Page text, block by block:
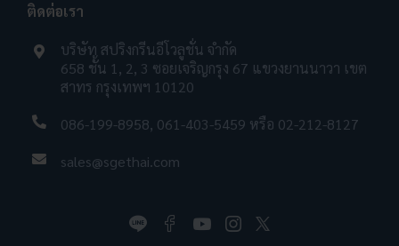
ติดต่อเรา
บริษัท สปริงกรีนอีโวลูชั่น จำกัด
658 ชั้น 1, 2, 3 ซอยเจริญกรุง 67 แขวงยานนาวา เขต
สาทร กรุงเทพฯ 10120
086-199-8958, 061-403-5459 หรือ 02-212-8127
sales@sgethai.com